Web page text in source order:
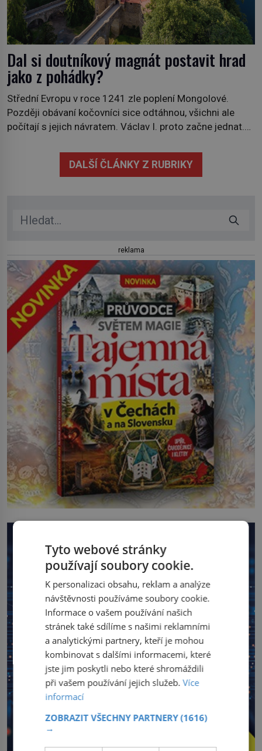
Dal si doutníkový magnát postavit hrad
jako z pohádky?
Střední Evropu v roce 1241 zle poplení Mongolové.
Později obávaní kočovníci sice odtáhnou, všichni ale
počítají s jejich návratem. Václav I. proto začne jednat.
pečlivě připravit! Český král Václav I. (1205–1253)
přijme opatření, která mají posílit obranu jeho království.
DALŠÍ ČLÁNKY Z RUBRIKY
reklama
Tyto webové stránky
používají soubory cookie.
K personalizaci obsahu, reklam a analýze
návštěvnosti používáme soubory cookie.
Informace o vašem používání našich
stránek také sdílíme s našimi reklamními
a analytickými partnery, kteří je mohou
kombinovat s dalšími informacemi, které
jste jim poskytli nebo které shromáždili
při vašem používání jejich služeb.Více
informací
ZOBRAZIT VŠECHNY PARTNERY(1616)
→